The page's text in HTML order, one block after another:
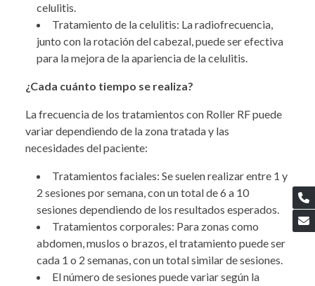
celulitis.
Tratamiento de la celulitis: La radiofrecuencia,
junto con la rotación del cabezal, puede ser efectiva
para la mejora de la apariencia de la celulitis.
¿Cada cuánto tiempo se realiza?
La frecuencia de los tratamientos con Roller RF puede
variar dependiendo de la zona tratada y las
necesidades del paciente:
Tratamientos faciales: Se suelen realizar entre 1 y
2 sesiones por semana, con un total de 6 a 10
sesiones dependiendo de los resultados esperados.
Tratamientos corporales: Para zonas como
abdomen, muslos o brazos, el tratamiento puede ser
cada 1 o 2 semanas, con un total similar de sesiones.
El número de sesiones puede variar según la